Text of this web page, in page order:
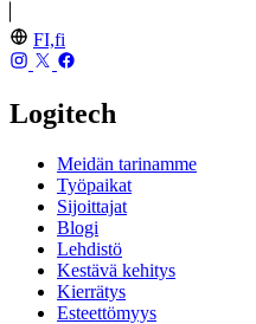
FI,fi
Logitech
Meidän tarinamme
Työpaikat
Sijoittajat
Blogi
Lehdistö
Kestävä kehitys
Kierrätys
Esteettömyys